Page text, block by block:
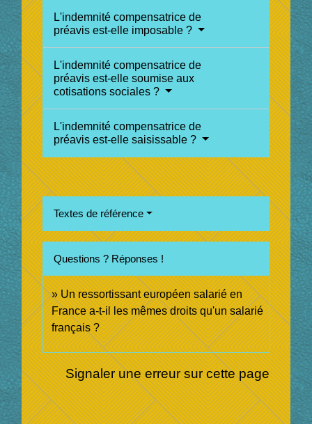
L'indemnité compensatrice de
préavis est-elle imposable ?
L'indemnité compensatrice de
préavis est-elle soumise aux
cotisations sociales ?
L'indemnité compensatrice de
préavis est-elle saisissable ?
Textes de référence
Questions ? Réponses !
Un ressortissant européen salarié en
France a-t-il les mêmes droits qu'un salarié
français ?
Signaler une erreur sur cette page